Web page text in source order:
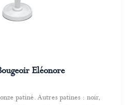
Eléonore
patiné. Autres patines : noir,